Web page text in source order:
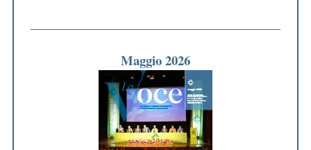
Maggio 2026